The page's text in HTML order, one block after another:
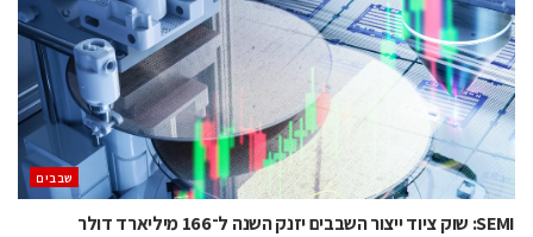
‫שבבים‬
SEMI: שוק ציוד ייצור השבבים יזנק השנה ל־166 מיליארד דולר